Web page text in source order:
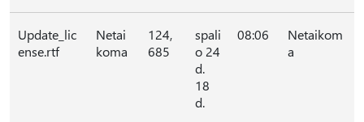
Update_lic
ense.rtf
Netai
koma
124,
685
spali
o 24
d.
18
d.
08:06
Netaikom
a